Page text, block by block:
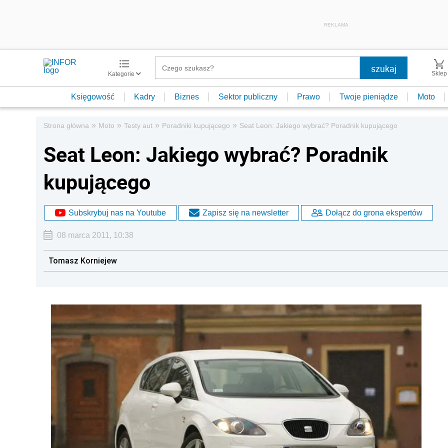
REKLAMA
Kategorie Sklep
Księgowość Kadry Biznes Sektor publiczny Prawo Twoje pieniądze Moto
Strona główna » Moto » Testy aut » Poradniki kupującego » Seat Leon: Jakiego wybrać? Poradnik kupującego
Seat Leon: Jakiego wybrać? Poradnik
kupującego
Subskrybuj nas na Youtube Zapisz się na newsletter Dołącz do grona ekspertów
08 marca 2011, 10:38
Tomasz Korniejew